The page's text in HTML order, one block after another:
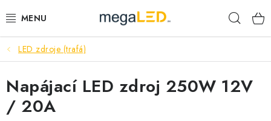
na
PRIEMYSEL
SVIETIDLÁ
ŽIAROVKY A TRUBICE
LED zdroje (trafá)
Napájací LED zdroj 250W 12V
/ 20A